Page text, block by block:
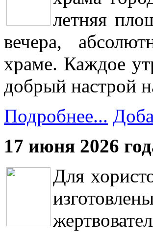
летняя
вечера,
храме. Каждое
добрый настрой
Подробнее...
17 июня 2026
Для